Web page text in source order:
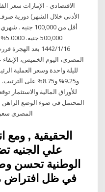
الاقتصادي - الإمارات سعر
16‏‏/1‏‏/1442 بعد
المصري، اليوم الخميس،
و9.25% و8.75%
للأوراق المالية والاستثمار
المحتمل في ضوء الوضع الراهن
المصري سعر
الحقيقية , ومع
علي الجنيه
الوطنية تحسن
في ظل افتراض